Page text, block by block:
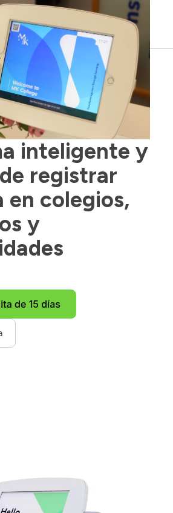
inteligente y
registrar
en colegios,
y